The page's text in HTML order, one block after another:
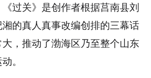
过关》是创作者根据莒南县刘
的真人真事改编创排的三幕话
，推动了渤海区乃至整个山东
。